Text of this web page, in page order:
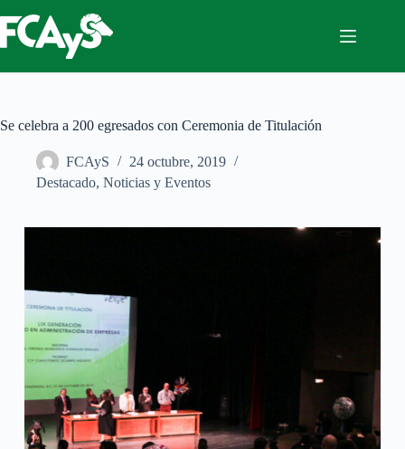
al
contenido
Se celebra a 200 egresados con Ceremonia de Titulación
FCAyS
24 octubre, 2019
Destacado, Noticias y Eventos